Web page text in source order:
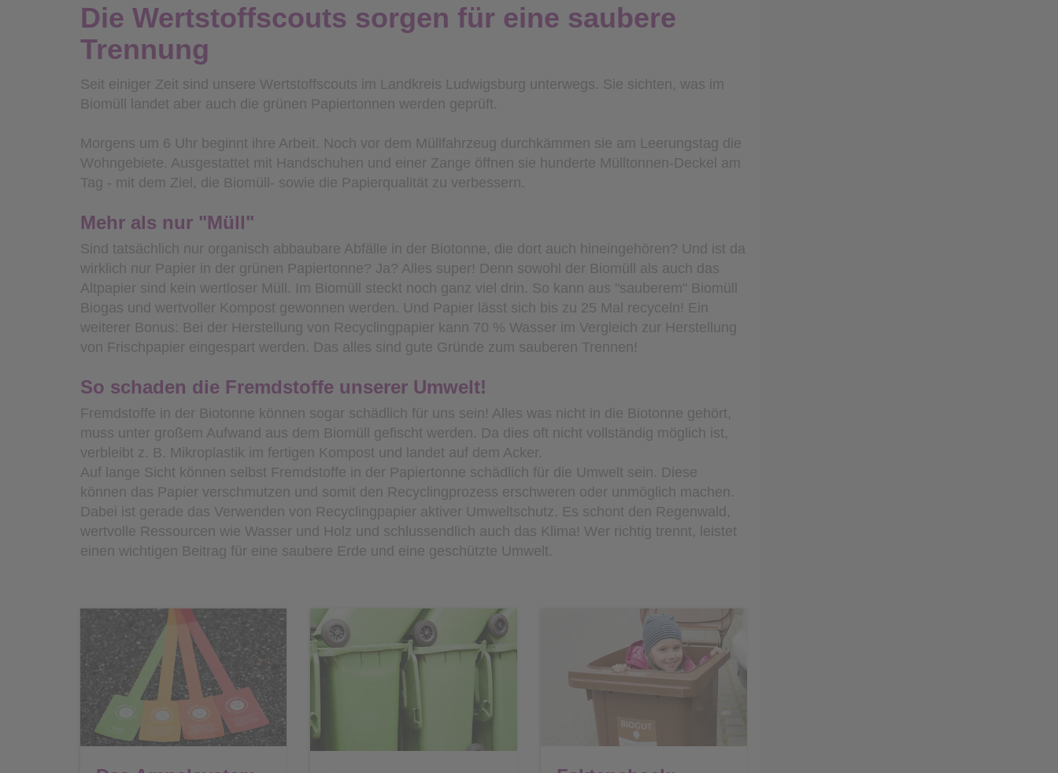
Die Wertstoffscouts sorgen für eine saubere
Trennung
Seit einiger Zeit sind unsere Wertstoffscouts im Landkreis Ludwigsburg unterwegs. Sie sichten, was im
Biomüll landet aber auch die grünen Papiertonnen werden geprüft.
Morgens um 6 Uhr beginnt ihre Arbeit. Noch vor dem Müllfahrzeug durchkämmen sie am Leerungstag die
Wohngebiete. Ausgestattet mit Handschuhen und einer Zange öffnen sie hunderte Mülltonnen-Deckel am
Tag - mit dem Ziel, die Biomüll- sowie die Papierqualität zu verbessern.
Mehr als nur "Müll"
Sind tatsächlich nur organisch abbaubare Abfälle in der Biotonne, die dort auch hineingehören? Und ist da
wirklich nur Papier in der grünen Papiertonne? Ja? Alles super! Denn sowohl der Biomüll als auch das
Altpapier sind kein wertloser Müll. Im Biomüll steckt noch ganz viel drin. So kann aus "sauberem" Biomüll
Biogas und wertvoller Kompost gewonnen werden. Und Papier lässt sich bis zu 25 Mal recyceln! Ein
weiterer Bonus: Bei der Herstellung von Recyclingpapier kann 70 % Wasser im Vergleich zur Herstellung
von Frischpapier eingespart werden. Das alles sind gute Gründe zum sauberen Trennen!
So schaden die Fremdstoffe unserer Umwelt!
Fremdstoffe in der Biotonne können sogar schädlich für uns sein! Alles was nicht in die Biotonne gehört,
muss unter großem Aufwand aus dem Biomüll gefischt werden. Da dies oft nicht vollständig möglich ist,
verbleibt z. B. Mikroplastik im fertigen Kompost und landet auf dem Acker.
Auf lange Sicht können selbst Fremdstoffe in der Papiertonne schädlich für die Umwelt sein. Diese
können das Papier verschmutzen und somit den Recyclingprozess erschweren oder unmöglich machen.
Dabei ist gerade das Verwenden von Recyclingpapier aktiver Umweltschutz. Es schont den Regenwald,
wertvolle Ressourcen wie Wasser und Holz und schlussendlich auch das Klima! Wer richtig trennt, leistet
einen wichtigen Beitrag für eine saubere Erde und eine geschützte Umwelt.